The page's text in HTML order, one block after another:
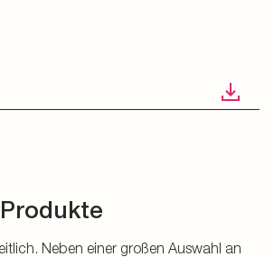
Neben einer großen Auswahl an